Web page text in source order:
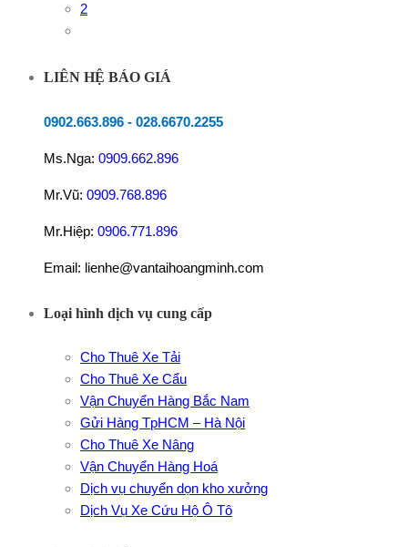
2
LIÊN HỆ BÁO GIÁ
0902.663.896 - 028.6670.2255
Ms.Nga: 0909.662.896
Mr.Vũ: 0909.768.896
Mr.Hiệp: 0906.771.896
Email: lienhe@vantaihoangminh.com
Loại hình dịch vụ cung cấp
Cho Thuê Xe Tải
Cho Thuê Xe Cẩu
Vận Chuyển Hàng Bắc Nam
Gửi Hàng TpHCM – Hà Nội
Cho Thuê Xe Nâng
Vận Chuyển Hàng Hoá
Dịch vụ chuyển dọn kho xưởng
Dịch Vụ Xe Cứu Hộ Ô Tô